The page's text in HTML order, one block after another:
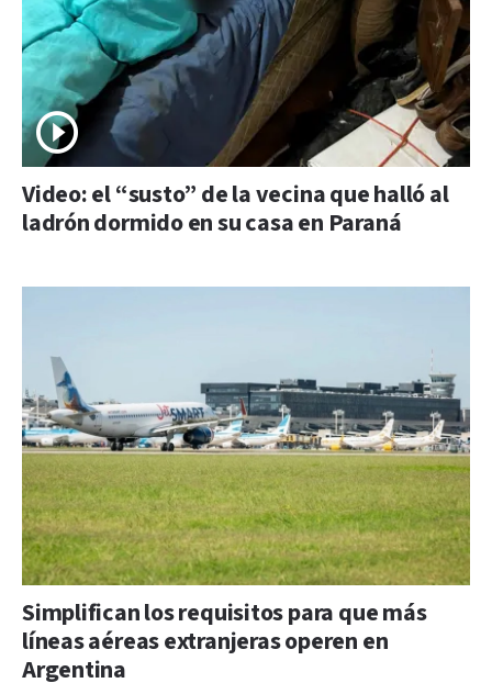
Video: el “susto” de la vecina que halló al
ladrón dormido en su casa en Paraná
Simplifican los requisitos para que más
líneas aéreas extranjeras operen en
Argentina